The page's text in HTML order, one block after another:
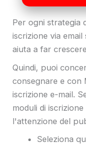
Per ogni strategia
iscrizione via
aiuta a far
Quindi, puoi
consegnare e con
iscrizione e-mail.
moduli di
l'attenzione del
Seleziona